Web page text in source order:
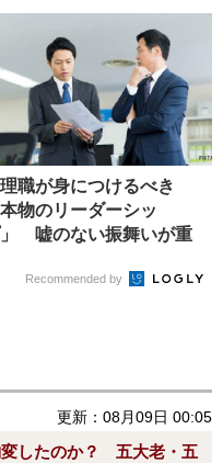
職が身につけるべき
本物のリーダーシッ
嘘のない振舞いが重
Recommended by
更新：08月09日 00:05
変したのか？ 五大老・五